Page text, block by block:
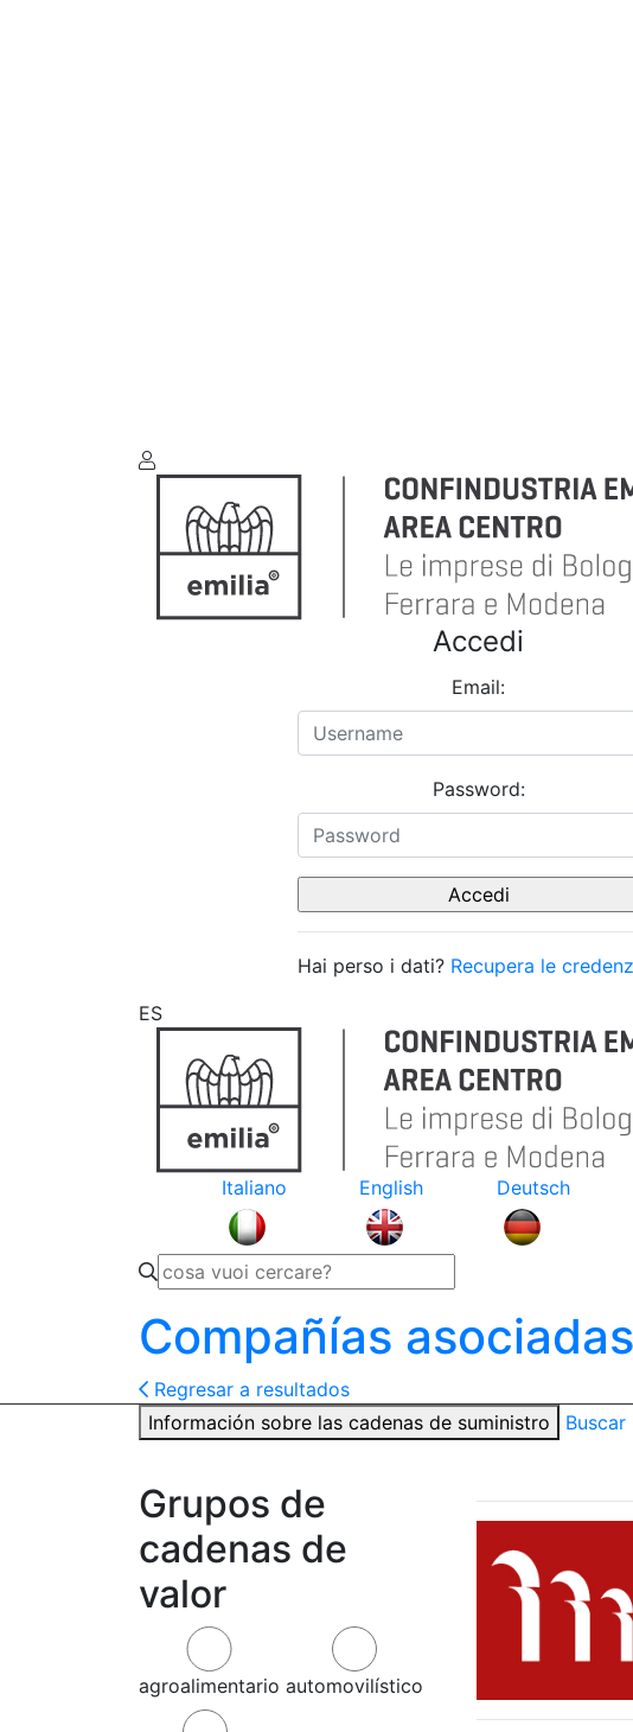
Accedi
Email:
Password:
Hai perso i dati? Recupera le
ES
Italiano
English Deutsch
Compañías asociadas
Regresar a resultados
Información sobre las cadenas de suministro
Grupos de
cadenas de
valor
agroalimentario automovilístico